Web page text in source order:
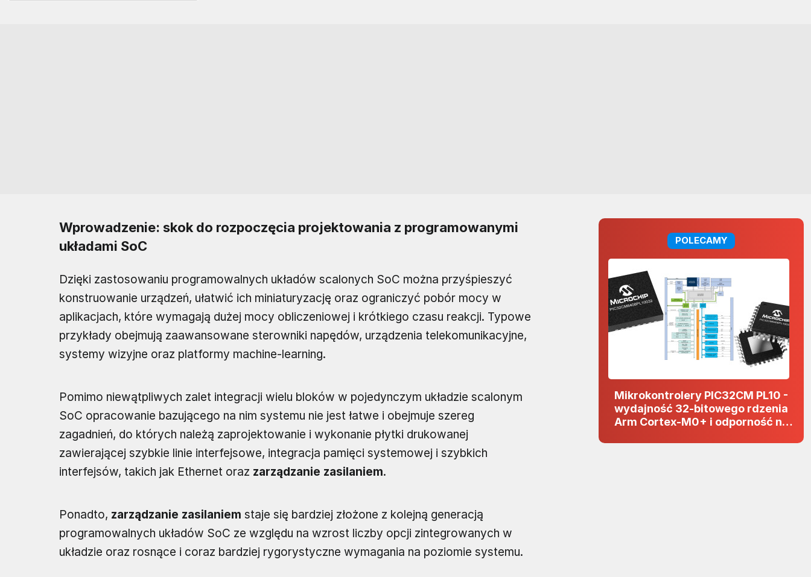
Wprowadzenie: skok do rozpoczęcia projektowania z programowanymi
układami SoC
Dzięki zastosowaniu programowalnych układów scalonych SoC można przyśpieszyć
konstruowanie urządzeń, ułatwić ich miniaturyzację oraz ograniczyć pobór mocy w
aplikacjach, które wymagają dużej mocy obliczeniowej i krótkiego czasu reakcji. Typowe
przykłady obejmują zaawansowane sterowniki napędów, urządzenia telekomunikacyjne,
systemy wizyjne oraz platformy machine-learning.
Pomimo niewątpliwych zalet integracji wielu bloków w pojedynczym układzie scalonym
SoC opracowanie bazującego na nim systemu nie jest łatwe i obejmuje szereg
zagadnień, do których należą zaprojektowanie i wykonanie płytki drukowanej
zawierającej szybkie linie interfejsowe, integracja pamięci systemowej i szybkich
interfejsów, takich jak Ethernet oraz zarządzanie zasilaniem.
Ponadto, zarządzanie zasilaniem staje się bardziej złożone z kolejną generacją
programowalnych układów SoC ze względu na wzrost liczby opcji zintegrowanych w
układzie oraz rosnące i coraz bardziej rygorystyczne wymagania na poziomie systemu.
POLECAMY
Mikrokontrolery PIC32CM PL10 -
wydajność 32-bitowego rdzenia
Arm Cortex-M0+ i odporność na